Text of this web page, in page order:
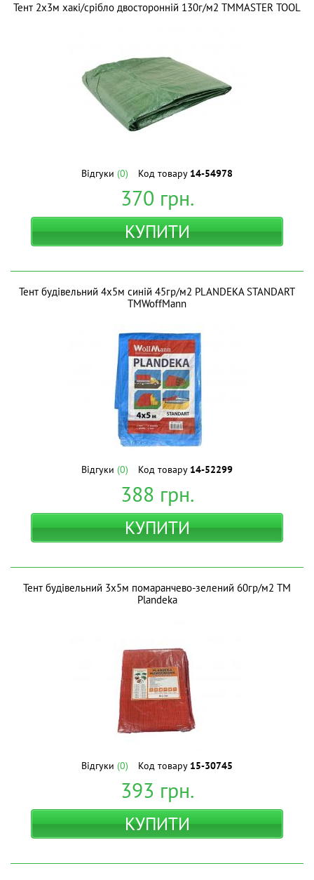
Тент 2х3м хакі/срібло двосторонній 130г/м2 ТМMASTER TOOL
Відгуки (0) Код товару 14-54978
370 грн.
КУПИТИ
Тент будівельний 4х5м синій 45гр/м2 PLANDEKA STANDART
ТМWoffMann
Відгуки (0) Код товару 14-52299
388 грн.
КУПИТИ
Тент будівельний 3х5м помаранчево-зелений 60гр/м2 ТМ
Plandeka
Відгуки (0) Код товару 15-30745
393 грн.
КУПИТИ